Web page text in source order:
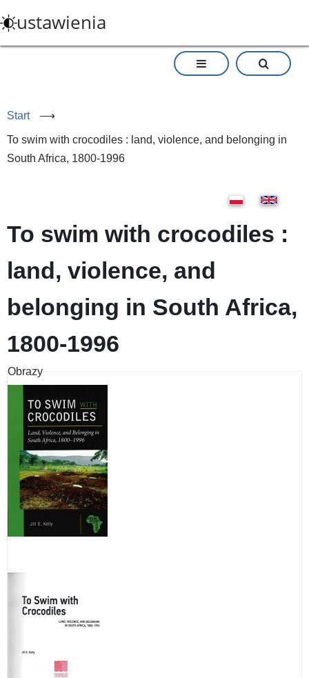
do
treści
ustawienia
Start ⟶
To swim with crocodiles : land, violence, and belonging in
South Africa, 1800-1996
To swim with crocodiles :
land, violence, and
belonging in South Africa,
1800-1996
Obrazy